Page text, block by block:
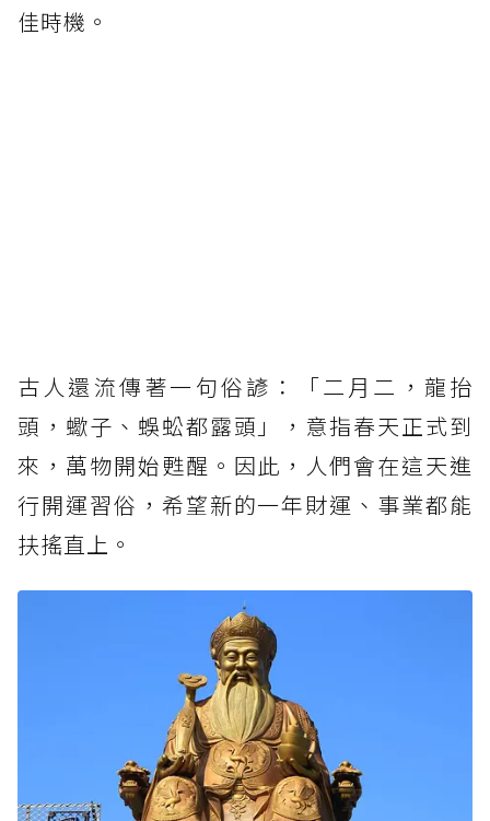
佳時機。
古人還流傳著一句俗諺：「二月二，龍抬
頭，蠍子、蜈蚣都露頭」，意指春天正式到
來，萬物開始甦醒。因此，人們會在這天進
行開運習俗，希望新的一年財運、事業都能
扶搖直上。